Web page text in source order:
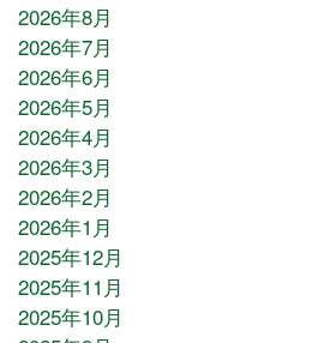
2026年8月
2026年7月
2026年6月
2026年5月
2026年4月
2026年3月
2026年2月
2026年1月
2025年12月
2025年11月
2025年10月